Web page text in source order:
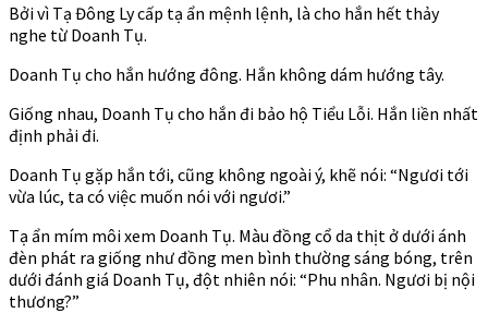
Bởi vì Tạ Đông Ly cấp tạ ẩn mệnh lệnh, là cho hắn hết thảy
nghe từ Doanh Tụ.
Doanh Tụ cho hắn hướng đông. Hắn không dám hướng tây.
Giống nhau, Doanh Tụ cho hắn đi bảo hộ Tiểu Lỗi. Hắn liền nhất
định phải đi.
Doanh Tụ gặp hắn tới, cũng không ngoài ý, khẽ nói: “Ngươi tới
vừa lúc, ta có việc muốn nói với ngươi.”
Tạ ẩn mím môi xem Doanh Tụ. Màu đồng cổ da thịt ở dưới ánh
đèn phát ra giống như đồng men bình thường sáng bóng, trên
dưới đánh giá Doanh Tụ, đột nhiên nói: “Phu nhân. Ngươi bị nội
thương?”